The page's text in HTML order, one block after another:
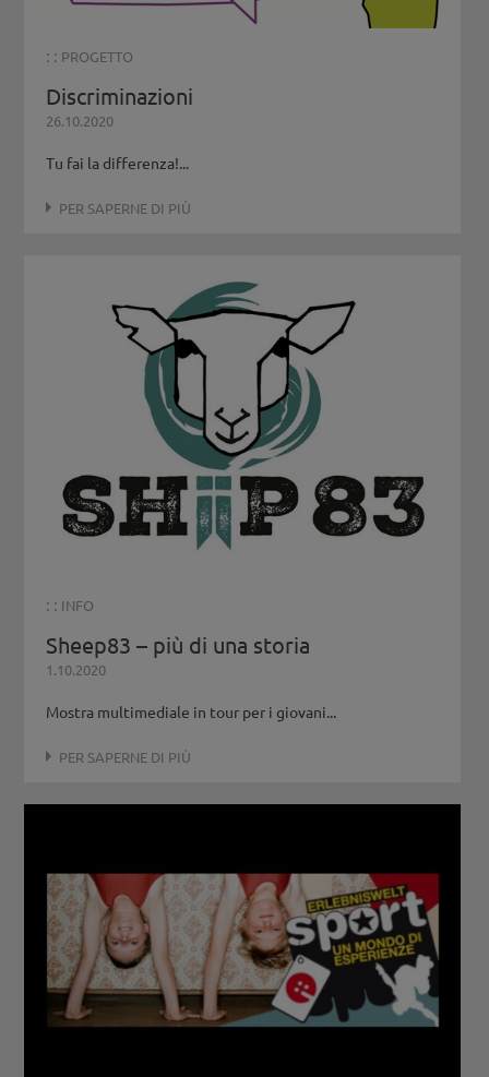
: : PROGETTO
Discriminazioni
26.10.2020
Tu fai la differenza!...
PER SAPERNE DI PIÙ
: : INFO
Sheep83 – più di una storia
1.10.2020
Mostra multimediale in tour per i giovani...
PER SAPERNE DI PIÙ